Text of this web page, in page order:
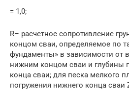
= 1,0;
R– расчетное сопротивление
концом сваи, определяемое по
фундаменты» в зависимости от
нижним концом сваи и глубины
конца сваи; для песка мелкого
погружения нижнего конца сваи